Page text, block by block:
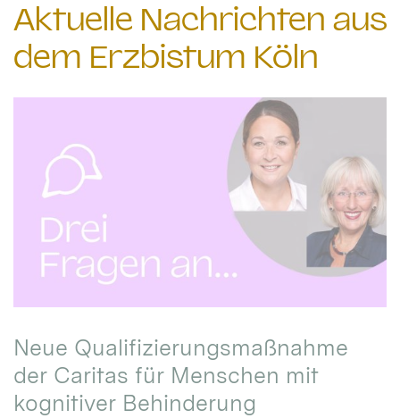
Aktuelle Nachrichten aus
dem Erzbistum Köln
Neue Qualifizierungsmaßnahme
der Caritas für Menschen mit
kognitiver Behinderung